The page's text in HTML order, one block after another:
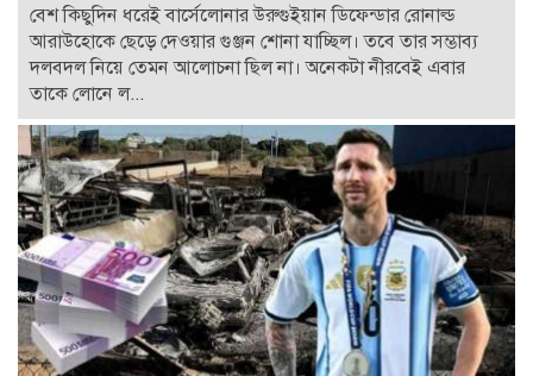
বেশ কিছুদিন ধরেই বার্সেলোনার উরুগুইয়ান ডিফেন্ডার রোনাল্ড
আরাউহোকে ছেড়ে দেওয়ার গুঞ্জন শোনা যাচ্ছিল। তবে তার সম্ভাব্য
দলবদল নিয়ে তেমন আলোচনা ছিল না। অনেকটা নীরবেই এবার
তাকে লোনে ল...